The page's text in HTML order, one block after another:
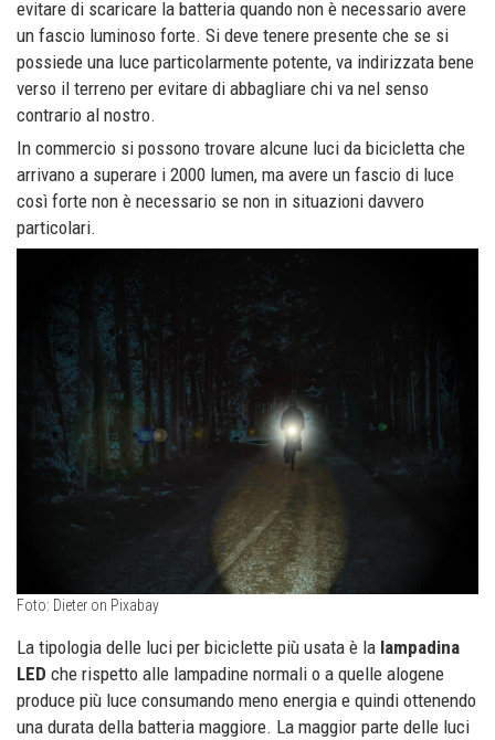
evitare di scaricare la batteria quando non è necessario avere
un fascio luminoso forte. Si deve tenere presente che se si
possiede una luce particolarmente potente, va indirizzata bene
verso il terreno per evitare di abbagliare chi va nel senso
contrario al nostro.
In commercio si possono trovare alcune luci da bicicletta che
arrivano a superare i 2000 lumen, ma avere un fascio di luce
così forte non è necessario se non in situazioni davvero
particolari.
Foto: Dieter on Pixabay
La tipologia delle luci per biciclette più usata è la lampadina
LED che rispetto alle lampadine normali o a quelle alogene
produce più luce consumando meno energia e quindi ottenendo
una durata della batteria maggiore. La maggior parte delle luci